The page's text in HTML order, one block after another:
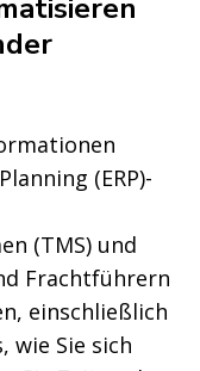
(ERP)-
(TMS) und
Frachtführern
einschließlich
wie Sie sich
Sie Zeit und